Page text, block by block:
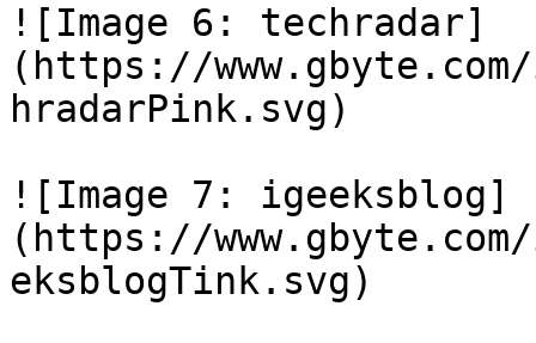
![Image 6: techradar]
(https://
hradarPink.svg)
![Image 7: igeeksblog]
(https://
eksblogTink.svg)